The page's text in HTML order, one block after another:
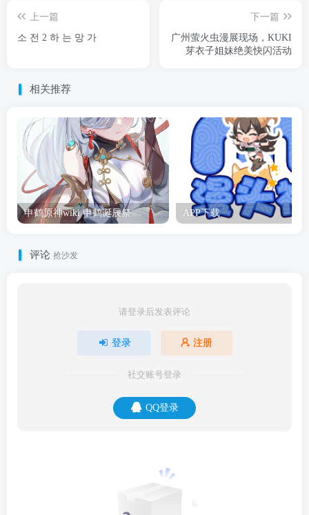
上一篇
소 전 2 하 는 망 가
下一篇
广州萤火虫漫展现场，KUKI
芽衣子姐妹绝美快闪活动
相关推荐
申鹤原神wiki 申鹤诞辰祭 APP下载
评论 抢沙发
请登录后发表评论
登录 注册
社交账号登录
QQ登录